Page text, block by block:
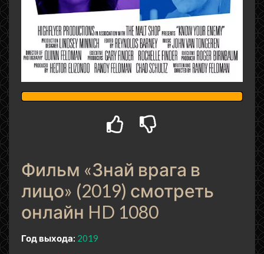
Фильм «Знай врага в
лицо» (2019) смотреть
онлайн HD 1080
Год выхода: 2019